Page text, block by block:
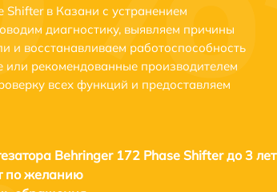
в Казани с устранением
диагностику, выявляем причины
и восстанавливаем работоспособность
или рекомендованные производителем
всех функций и предоставляем
Behringer 172 Phase Shifter до 3 лет
по желанию